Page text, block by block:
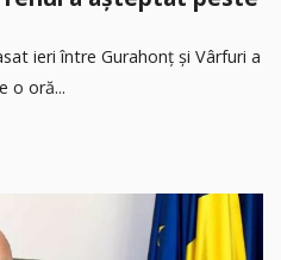
ieri între Gurahonț și Vârfuri a
o oră...